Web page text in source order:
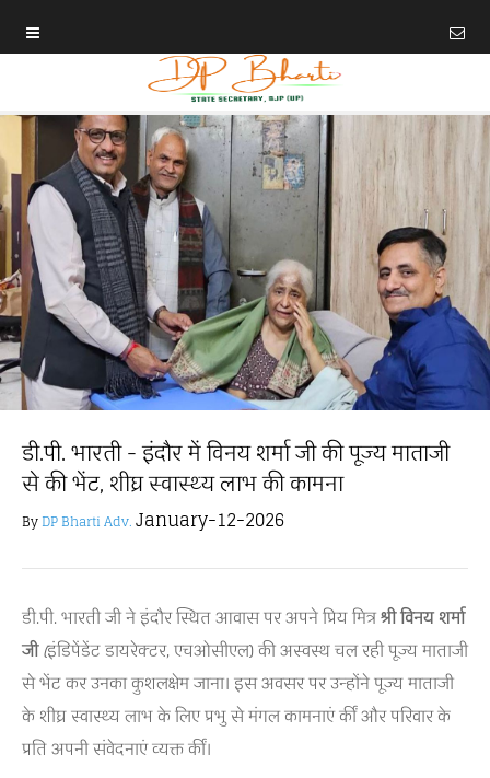
डी.पी. भारती - इंदौर में विनय शर्मा जी की पूज्य माताजी
से की भेंट, शीघ्र स्वास्थ्य लाभ की कामना
ByDP Bharti Adv.January-12-2026
डी.पी. भारती जी ने इंदौर स्थित आवास पर अपने प्रिय मित्रश्री विनय शर्मा
जी (इंडिपेंडेंट डायरेक्टर, एचओसीएल)की अस्वस्थ चल रही पूज्य माताजी
से भेंट कर उनका कुशलक्षेम जाना। इस अवसर पर उन्होंने पूज्य माताजी
के शीघ्र स्वास्थ्य लाभ के लिए प्रभु से मंगल कामनाएं कीं और परिवार के
प्रति अपनी संवेदनाएं व्यक्त कीं।